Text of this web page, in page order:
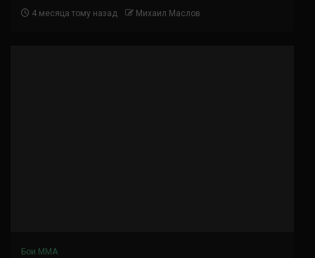
4 месяца тому назад Михаил Маслов
Бои ММА